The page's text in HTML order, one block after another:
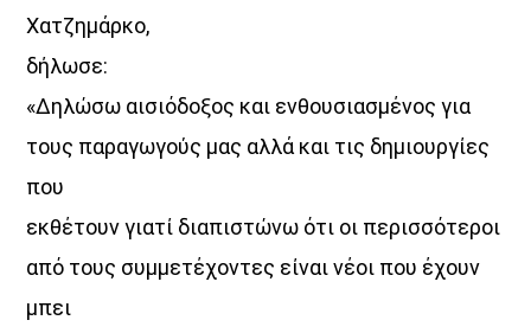
Χατζημάρκο,
δήλωσε:
«Δηλώσω αισιόδοξος και ενθουσιασμένος για
τους παραγωγούς μας αλλά και τις δημιουργίες
που
εκθέτουν γιατί διαπιστώνω ότι οι περισσότεροι
από τους συμμετέχοντες είναι νέοι που έχουν
μπει